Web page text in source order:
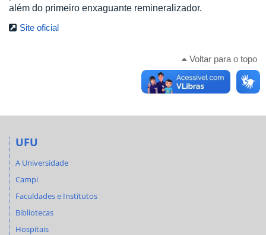
além do primeiro enxaguante remineralizador.
Site oficial
Voltar para o topo
UFU
A Universidade
Campi
Faculdades e Institutos
Bibliotecas
Hospitais